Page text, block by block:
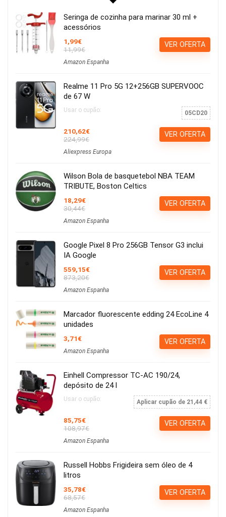
Seringa de cozinha para marinar 30 ml +
acessórios
1,99€
11,99€
Amazon Espanha
VER OFERTA
Realme 11 Pro 5G 12+256GB SUPERVOOC
de 67 W
Usar o cupão: 05CD20
210,62€
224,99€
Aliexpress Europa
VER OFERTA
Wilson Bola de basquetebol NBA TEAM
TRIBUTE, Boston Celtics
18,29€
30,44€
Amazon Espanha
VER OFERTA
Google Pixel 8 Pro 256GB Tensor G3 inclui
IA Google
559,15€
873,20€
Amazon Espanha
VER OFERTA
Marcador fluorescente edding 24 EcoLine 4
unidades
3,71€
Amazon Espanha
VER OFERTA
Einhell Compressor TC-AC 190/24,
depósito de 24 l
Usar o cupão: Aplicar cupão de 21,44 €
85,75€
108,97€
Amazon Espanha
VER OFERTA
Russell Hobbs Frigideira sem óleo de 4
litros
35,78€
68,57€
Amazon Espanha
VER OFERTA